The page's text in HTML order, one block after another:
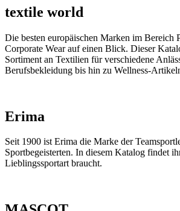
textile world
Die besten europäischen Marken im Bereich
Corporate Wear auf einen Blick. Dieser
Sortiment an Textilien für verschiedene
Berufsbekleidung bis hin zu Wellness-
Erima
Seit 1900 ist Erima die Marke der
Sportbegeisterten. In diesem Katalog findet
Lieblingssportart braucht.